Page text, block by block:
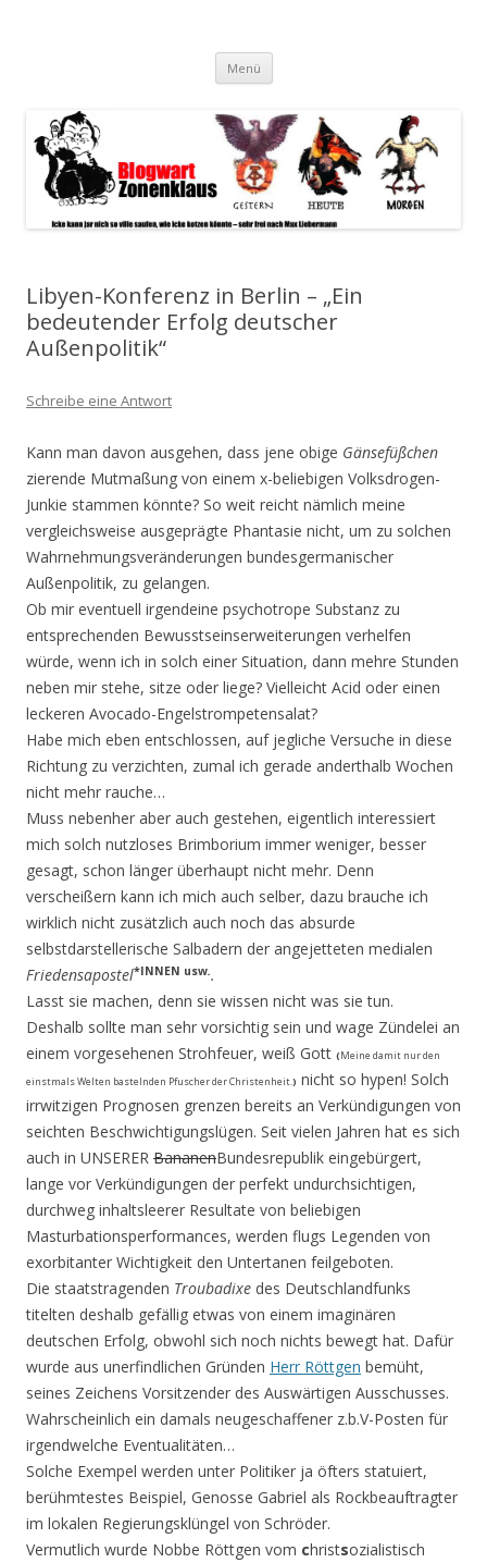
spiegeln im wesentlichen den Gesundheitszustand dieser unserer
Menü Zum
springen
Libyen-Konferenz in Berlin – „Ein
bedeutender Erfolg deutscher
Außenpolitik“
Schreibe eine Antwort
Kann man davon ausgehen, dass jene obige Gänsefüßchen
zierende Mutmaßung von einem x-beliebigen Volksdrogen-
Junkie stammen könnte? So weit reicht nämlich meine
vergleichsweise ausgeprägte Phantasie nicht, um zu solchen
Wahrnehmungsveränderungen bundesgermanischer
Außenpolitik, zu gelangen.
Ob mir eventuell irgendeine psychotrope Substanz zu
entsprechenden Bewusstseinserweiterungen verhelfen
würde, wenn ich in solch einer Situation, dann mehre Stunden
neben mir stehe, sitze oder liege? Vielleicht Acid oder einen
leckeren Avocado-Engelstrompetensalat?
Habe mich eben entschlossen, auf jegliche Versuche in diese
Richtung zu verzichten, zumal ich gerade anderthalb Wochen
nicht mehr rauche…
Muss nebenher aber auch gestehen, eigentlich interessiert
mich solch nutzloses Brimborium immer weniger, besser
gesagt, schon länger überhaupt nicht mehr. Denn
verscheißern kann ich mich auch selber, dazu brauche ich
wirklich nicht zusätzlich auch noch das absurde
selbstdarstellerische Salbadern der angejetteten medialen
Friedensapostel*INNEN usw..
Lasst sie machen, denn sie wissen nicht was sie tun.
Deshalb sollte man sehr vorsichtig sein und wage Zündelei an
einem vorgesehenen Strohfeuer, weiß Gott (Meine damit nur den
einstmals Welten bastelnden Pfuscher der Christenheit.) nicht so hypen! Solch
irrwitzigen Prognosen grenzen bereits an Verkündigungen von
seichten Beschwichtigungslügen. Seit vielen Jahren hat es sich
auch in UNSERER BananenBundesrepublik eingebürgert,
lange vor Verkündigungen der perfekt undurchsichtigen,
durchweg inhaltsleerer Resultate von beliebigen
Masturbationsperfor­mances, werden flugs Legenden von
exorbitanter Wichtigkeit den Untertanen feilgeboten.
Die staatstragenden Troubadixe des Deutschlandfunks
titelten deshalb gefällig etwas von einem imaginären
deutschen Erfolg, obwohl sich noch nichts bewegt hat. Dafür
wurde aus unerfindlichen Gründen Herr Röttgen bemüht,
seines Zeichens Vorsitzender des Auswärtigen Ausschusses.
Wahrscheinlich ein damals neugeschaffener z.b.V-Posten für
irgendwelche Eventualitäten…
Solche Exempel werden unter Politiker ja öfters statuiert,
berühmtestes Beispiel, Genosse Gabriel als Rockbeauftragter
im lokalen Regierungsklüngel von Schröder.
Vermutlich wurde Nobbe Röttgen vom christsozialistisch